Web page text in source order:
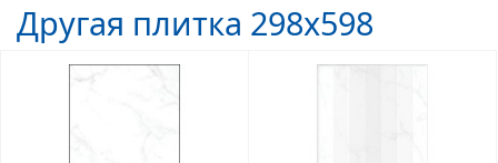
Другая плитка 298x598